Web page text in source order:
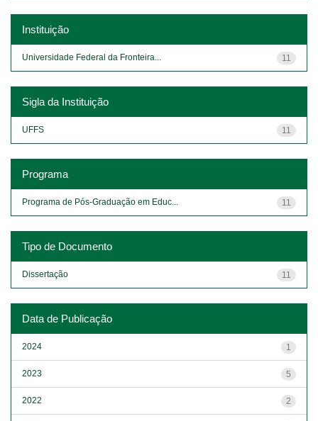
Instituição
11
Universidade Federal da Fronteira...
Sigla da Instituição
11
UFFS
Programa
11
Programa de Pós-Graduação em Educ...
Tipo de Documento
11
Dissertação
Data de Publicação
1
2024
5
2023
2
2022